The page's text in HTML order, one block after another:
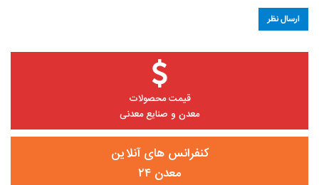
قیمت محصولات
معدن و صنایع معدنی
کنفرانس های آنلاین
معدن ۲۴